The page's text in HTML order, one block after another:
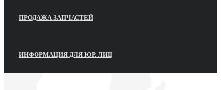
ПРОДАЖА ЗАПЧАСТЕЙ
ИНФОРМАЦИЯ ДЛЯ ЮР. ЛИЦ